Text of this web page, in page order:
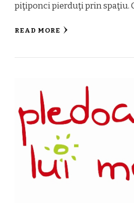
piţiponci pierduţi prin spaţiu.
READ MORE